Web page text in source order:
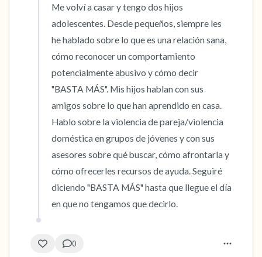
Me volví a casar y tengo dos hijos
adolescentes. Desde pequeños, siempre les
he hablado sobre lo que es una relación sana,
cómo reconocer un comportamiento
potencialmente abusivo y cómo decir
"BASTA MÁS". Mis hijos hablan con sus
amigos sobre lo que han aprendido en casa.
Hablo sobre la violencia de pareja/violencia
doméstica en grupos de jóvenes y con sus
asesores sobre qué buscar, cómo afrontarla y
cómo ofrecerles recursos de ayuda. Seguiré
diciendo "BASTA MÁS" hasta que llegue el día
en que no tengamos que decirlo.
0